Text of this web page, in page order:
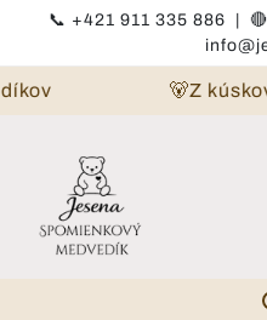
📞 +421 911 335 886 🔴
Preskočiť na obsah
🐻Z kúskov